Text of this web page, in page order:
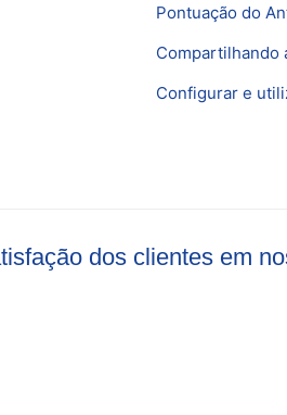
Pontuação do
Compartilhando
Configurar e
dos clientes em